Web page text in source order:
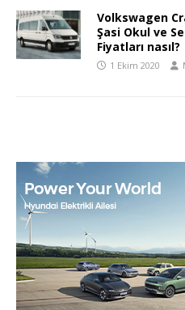
Volkswagen
Şasi Okul ve
Fiyatları nasıl?
1 Ekim 2020